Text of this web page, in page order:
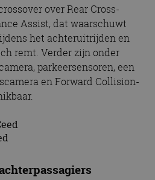
over Rear Cross-
Assist, dat waarschuwt
het achteruitrijden en
remt. Verder zijn onder
parkeersensoren, een
en Forward Collision-